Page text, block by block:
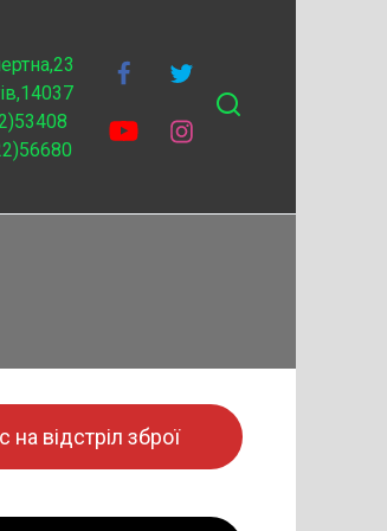
на відстріл зброї